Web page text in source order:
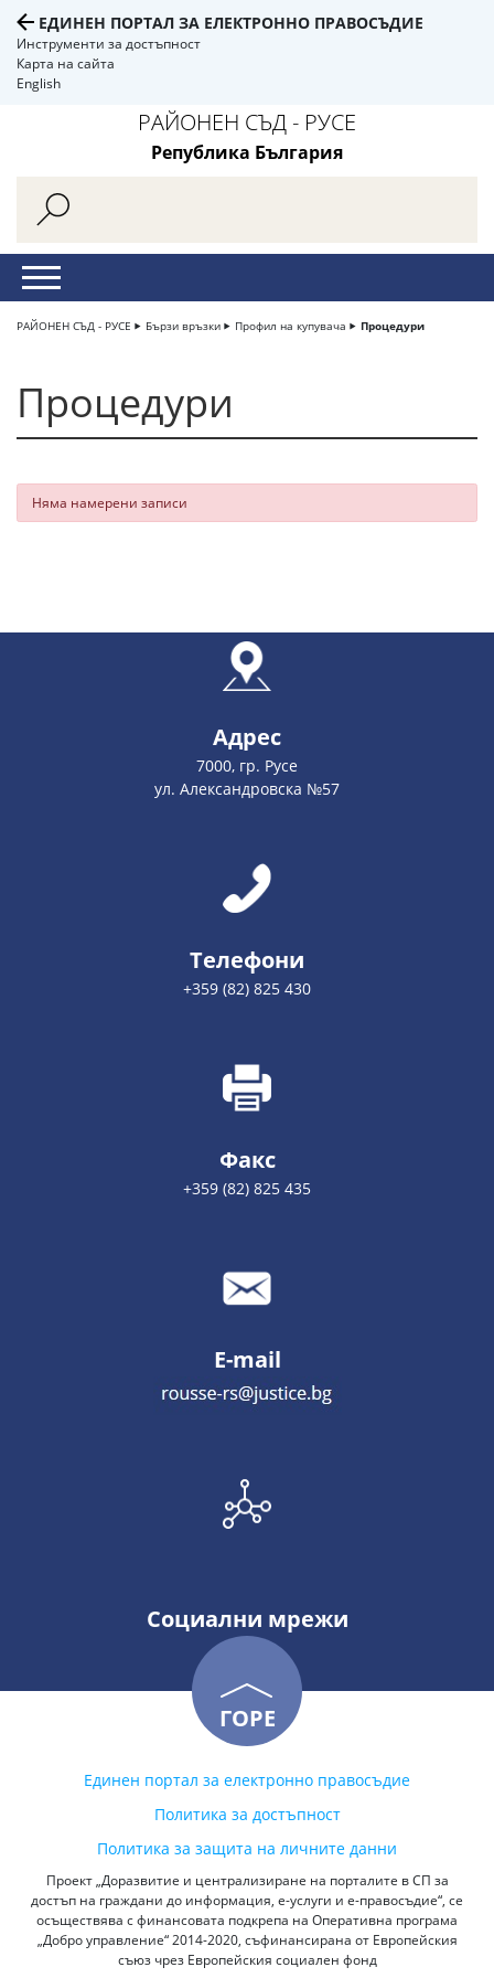
ЕДИНЕН ПОРТАЛ ЗА ЕЛЕКТРОННО ПРАВОСЪДИЕ
Инструменти за достъпност
Карта на сайта
English
РАЙОНЕН СЪД - РУСЕ
Република България
РАЙОНЕН СЪД - РУСЕ Бързи връзки Профил на купувача Процедури
Процедури
Няма намерени записи
Адрес
7000, гр. Русе
ул. Александровска №57
Телефони
+359 (82) 825 430
Факс
+359 (82) 825 435
E-mail
Социални мрежи
ГОРЕ
Единен портал за електронно правосъдие
Политика за достъпност
Политика за защита на личните данни
Проект „Доразвитие и централизиране на порталите в СП за
достъп на граждани до информация, е-услуги и е-правосъдие“, се
осъществява с финансовата подкрепа на Оперативна програма
„Добро управление“ 2014-2020, съфинансирана от Европейския
съюз чрез Европейския социален фонд